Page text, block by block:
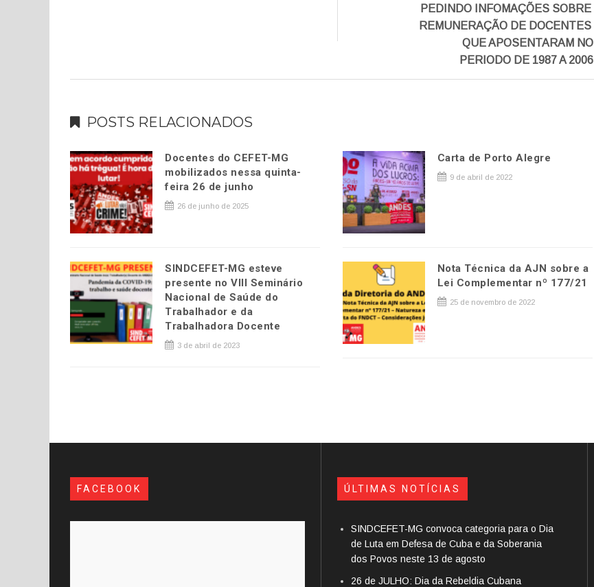
PEDINDO INFOMAÇÕES SOBRE
REMUNERAÇÃO DE DOCENTES
QUE APOSENTARAM NO
PERIODO DE 1987 A 2006
POSTS RELACIONADOS
Docentes do CEFET-MG
mobilizados nessa quinta-
feira 26 de junho
26 de junho de 2025
Carta de Porto Alegre
9 de abril de 2022
SINDCEFET-MG esteve
presente no VIII Seminário
Nacional de Saúde do
Trabalhador e da
Trabalhadora Docente
3 de abril de 2023
Nota Técnica da AJN sobre a
Lei Complementar nº 177/21
25 de novembro de 2022
FACEBOOK ÚLTIMAS NOTÍCIAS
SINDCEFET-MG convoca categoria para o Dia
de Luta em Defesa de Cuba e da Soberania
dos Povos neste 13 de agosto
26 de JULHO: Dia da Rebeldia Cubana